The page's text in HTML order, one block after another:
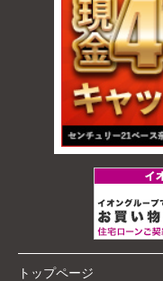
トップページ